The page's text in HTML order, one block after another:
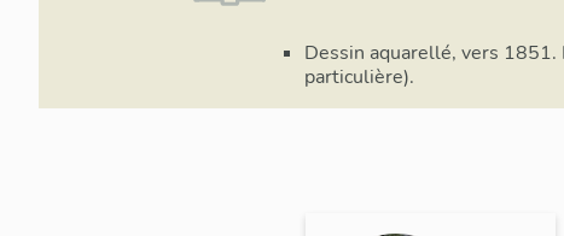
Dessin aquarellé, vers
particulière).